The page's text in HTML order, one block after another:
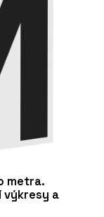
metra.
výkresy a